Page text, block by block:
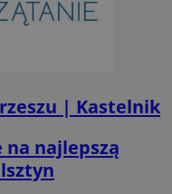
| Kastelnik
na najlepszą